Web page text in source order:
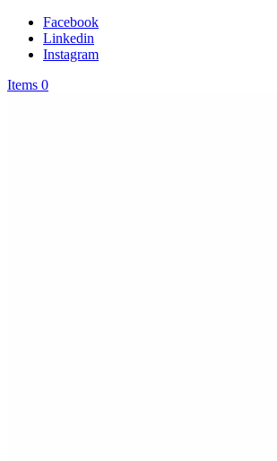
Facebook
Linkedin
Instagram
Items 0